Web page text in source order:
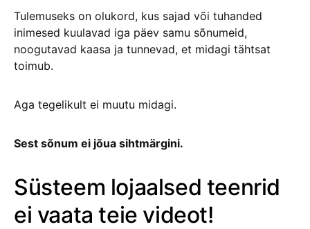
Tulemuseks on olukord, kus sajad või tuhanded
inimesed kuulavad iga päev samu sõnumeid,
noogutavad kaasa ja tunnevad, et midagi tähtsat
toimub.
Aga tegelikult ei muutu midagi.
Sest sõnum ei jõua sihtmärgini.
Süsteem lojaalsed teenrid
ei vaata teie videot!